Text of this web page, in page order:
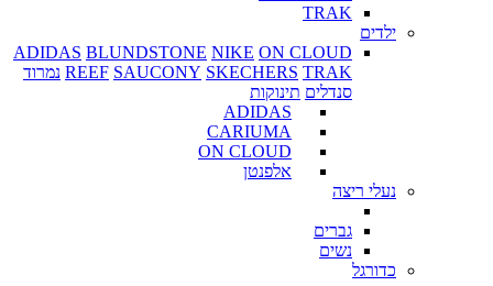
TRAK
ילדים
ADIDAS BLUNDSTONE NIKE ON CLOUD
REEF SAUCONY SKECHERS TRAK
נמרוד
סנדלים תינוקות
ADIDAS
CARIUMA
ON CLOUD
אלפנטן
נעלי ריצה
גברים
נשים
כדורגל